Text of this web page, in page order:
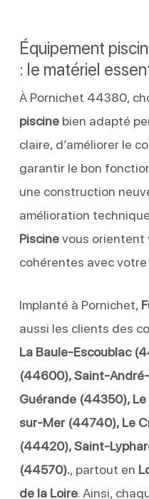
Équipement
: le matériel
À Pornichet 44380,
piscinebien adapté
claire, d’améliorer le
garantir le bon
une construction
amélioration
Piscinevous orientent
cohérentes avec
Implanté à Pornichet,
aussi les clients des
La Baule-Escoublac
(44600), Saint-
Guérande (44350),
sur-Mer (44740), Le
(44420), Saint-
(44570)., partout en
de la Loire. Ainsi,